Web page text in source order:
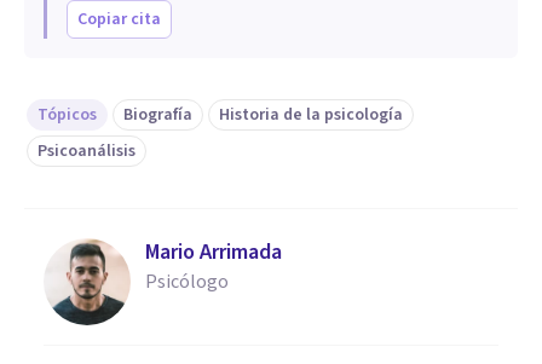
Copiar cita
Tópicos Biografía
Historia de la psicología
Psicoanálisis
Mario Arrimada
Psicólogo